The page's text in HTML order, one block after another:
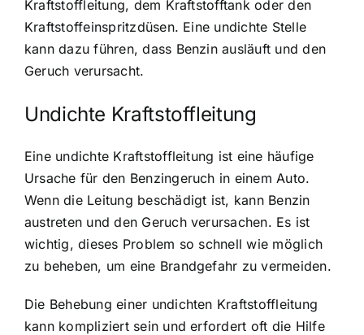
Kraftstoffleitung, dem Kraftstofftank oder den
Kraftstoffeinspritzdüsen. Eine undichte Stelle
kann dazu führen, dass Benzin ausläuft und den
Geruch verursacht.
Undichte Kraftstoffleitung
Eine undichte Kraftstoffleitung ist eine häufige
Ursache für den Benzingeruch in einem Auto.
Wenn die Leitung beschädigt ist, kann Benzin
austreten und den Geruch verursachen. Es ist
wichtig, dieses Problem so schnell wie möglich
zu beheben, um eine Brandgefahr zu vermeiden.
Die Behebung einer undichten Kraftstoffleitung
kann kompliziert sein und erfordert oft die Hilfe